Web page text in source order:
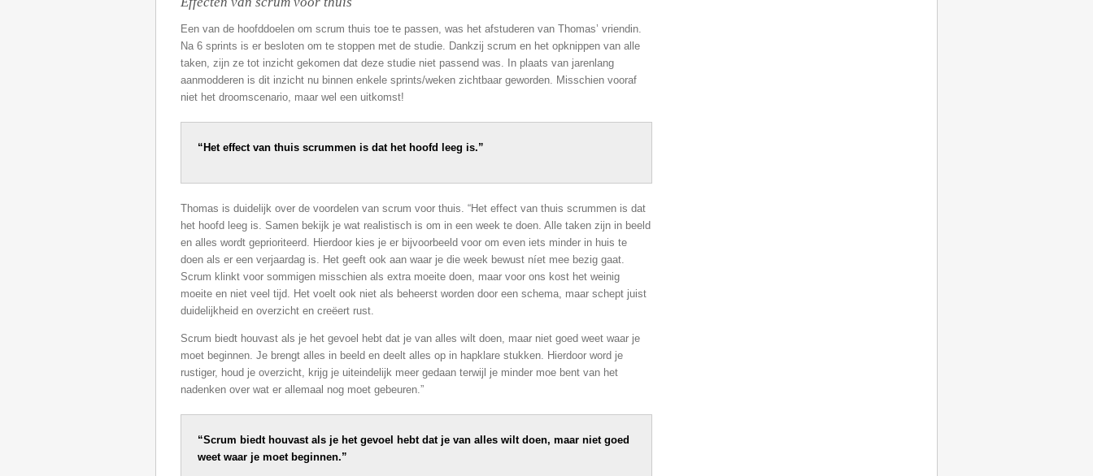
Een van de hoofddoelen om scrum thuis toe te passen, was het afstuderen van Thomas’ vriendin.
Na 6 sprints is er besloten om te stoppen met de studie. Dankzij scrum en het opknippen van alle
taken, zijn ze tot inzicht gekomen dat deze studie niet passend was. In plaats van jarenlang
aanmodderen is dit inzicht nu binnen enkele sprints/weken zichtbaar geworden. Misschien vooraf
niet het droomscenario, maar wel een uitkomst!
“Het effect van thuis scrummen is dat het hoofd leeg is.”
Thomas is duidelijk over de voordelen van scrum voor thuis. “Het effect van thuis scrummen is dat
het hoofd leeg is. Samen bekijk je wat realistisch is om in een week te doen. Alle taken zijn in beeld
en alles wordt geprioriteerd. Hierdoor kies je er bijvoorbeeld voor om even iets minder in huis te
doen als er een verjaardag is. Het geeft ook aan waar je die week bewust níet mee bezig gaat.
Scrum klinkt voor sommigen misschien als extra moeite doen, maar voor ons kost het weinig
moeite en niet veel tijd. Het voelt ook niet als beheerst worden door een schema, maar schept juist
duidelijkheid en overzicht en creëert rust.
Scrum biedt houvast als je het gevoel hebt dat je van alles wilt doen, maar niet goed weet waar je
moet beginnen. Je brengt alles in beeld en deelt alles op in hapklare stukken. Hierdoor word je
rustiger, houd je overzicht, krijg je uiteindelijk meer gedaan terwijl je minder moe bent van het
nadenken over wat er allemaal nog moet gebeuren.”
“Scrum biedt houvast als je het gevoel hebt dat je van alles wilt doen, maar niet goed
weet waar je moet beginnen.”